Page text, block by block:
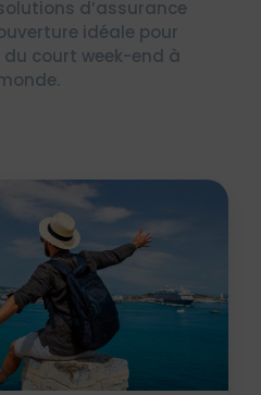
d’assurance
idéale pour
court week-end à